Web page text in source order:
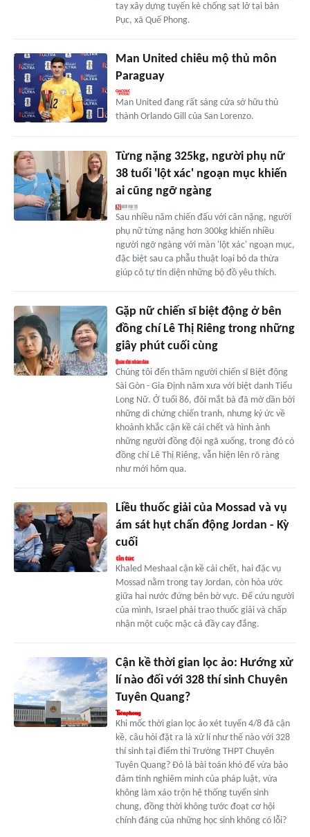
tay xây dựng tuyến kè chống sạt lở tại bản
Pục, xã Quế Phong.
Man United chiêu mộ thủ môn
Paraguay
Man United đang rất sáng cửa sở hữu thủ
thành Orlando Gill của San Lorenzo.
Từng nặng 325kg, người phụ nữ
38 tuổi 'lột xác' ngoạn mục khiến
ai cũng ngỡ ngàng
Sau nhiều năm chiến đấu với cân nặng, người
phụ nữ từng nặng hơn 300kg khiến nhiều
người ngỡ ngàng với màn 'lột xác' ngoạn mục,
đặc biệt sau ca phẫu thuật loại bỏ da thừa
giúp cô tự tin diện những bộ đồ yêu thích.
Gặp nữ chiến sĩ biệt động ở bên
đồng chí Lê Thị Riêng trong những
giây phút cuối cùng
Chúng tôi đến thăm người chiến sĩ Biệt động
Sài Gòn - Gia Định năm xưa với biệt danh Tiểu
Long Nữ. Ở tuổi 86, đôi mắt bà đã mờ dần bởi
những di chứng chiến tranh, nhưng ký ức về
khoảnh khắc cận kề cái chết và hình ảnh
những người đồng đội ngã xuống, trong đó có
đồng chí Lê Thị Riêng, vẫn hiện lên rõ ràng
như mới hôm qua.
Liều thuốc giải của Mossad và vụ
ám sát hụt chấn động Jordan - Kỳ
cuối
Khaled Meshaal cận kề cái chết, hai đặc vụ
Mossad nằm trong tay Jordan, còn hòa ước
giữa hai nước đứng bên bờ vực. Để cứu người
của mình, Israel phải trao thuốc giải và chấp
nhận một cuộc mặc cả đầy cay đắng.
Cận kề thời gian lọc ảo: Hướng xử
lí nào đối với 328 thí sinh Chuyên
Tuyên Quang?
Khi mốc thời gian lọc ảo xét tuyển 4/8 đã cận
kề, câu hỏi đặt ra là xử lí như thế nào với 328
thí sinh tại điểm thi Trường THPT Chuyên
Tuyên Quang? Đó là bài toán khó để vừa bảo
đảm tính nghiêm minh của pháp luật, vừa
không làm xáo trộn hệ thống tuyển sinh
chung, đồng thời không tước đoạt cơ hội
chính đáng của những học sinh không có lỗi?